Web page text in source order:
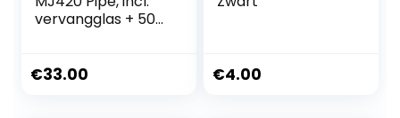
vervangglas + 50
Rainbow we love
€33.00 €4.00